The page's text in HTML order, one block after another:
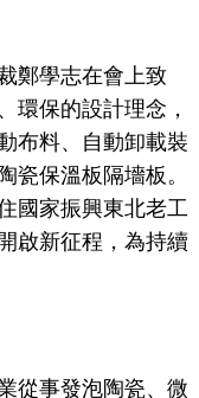
鄭學志在會上致
環保的設計理念，
布料、自動卸載裝
瓷保溫板隔墻板。
國家振興東北老工
啟新征程，為持續
事發泡陶瓷、微